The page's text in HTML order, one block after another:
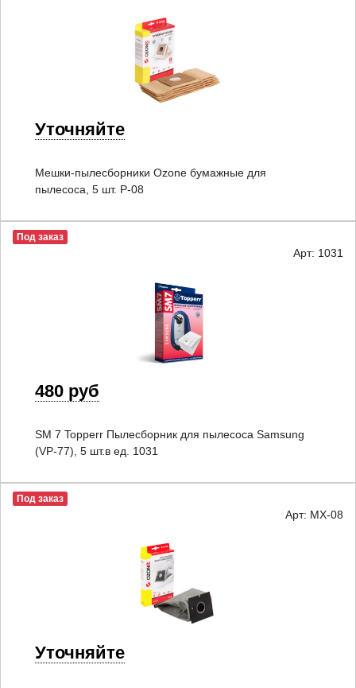
Уточняйте
Мешки-пылесборники Ozone бумажные для
пылесоса, 5 шт. P-08
Под заказ
Арт: 1031
480 руб
SM 7 Topperr Пылесборник для пылесоса Samsung
(VP-77), 5 шт.в ед. 1031
Под заказ
Арт: MX-08
Уточняйте